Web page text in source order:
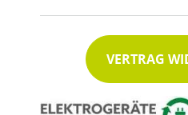
VERTRAG